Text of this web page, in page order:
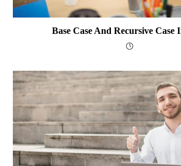
Base Case And Recursive Case